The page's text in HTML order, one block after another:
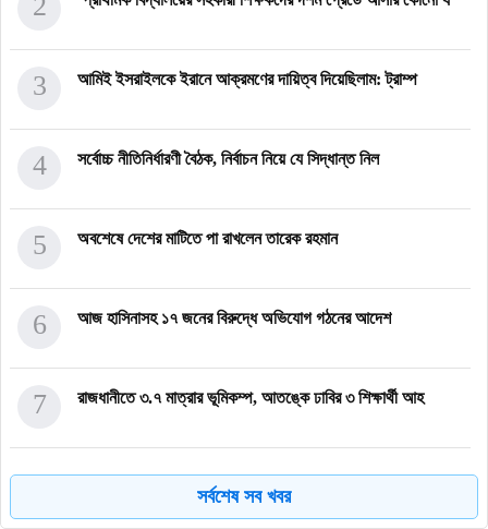
2
আমিই ইসরাইলকে ইরানে আক্রমণের দায়িত্ব দিয়েছিলাম: ট্রাম্প
3
সর্বোচ্চ নীতিনির্ধারণী বৈঠক, নির্বাচন নিয়ে যে সিদ্ধান্ত নিল
4
অবশেষে দেশের মাটিতে পা রাখলেন তারেক রহমান
5
আজ হাসিনাসহ ১৭ জনের বিরুদ্ধে অভিযোগ গঠনের আদেশ
6
রাজধানীতে ৩.৭ মাত্রার ভূমিকম্প, আতঙ্কে ঢাবির ৩ শিক্ষার্থী আহ
7
দলীয় পদ ছেড়ে নূরের আসনে স্বতন্ত্র প্রার্থী হচ্ছেন কেন্দ্রীয়
8 সর্বশেষ সব খবর